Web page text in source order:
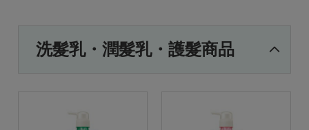
洗髮乳・潤髮乳・護髮商品